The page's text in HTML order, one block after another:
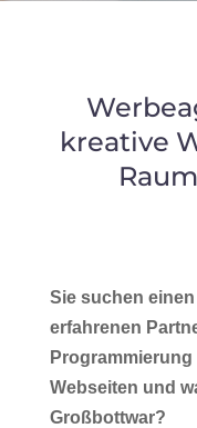
kreative
Sie suchen
erfahrenen
Webseiten und
Großbottwar?